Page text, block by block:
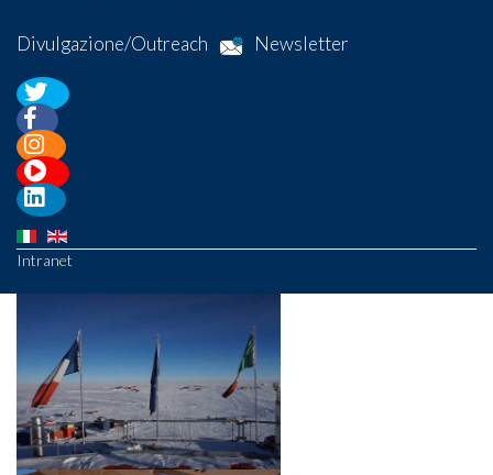
Divulgazione/Outreach Newsletter
Intranet